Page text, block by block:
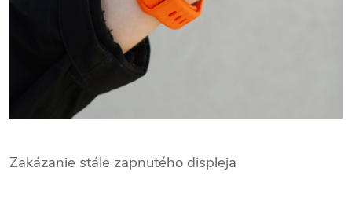
Zakázanie stále zapnutého displeja